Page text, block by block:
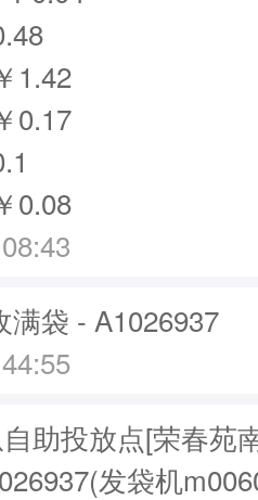
1.42
0.17
0.08
袋 - A1026937
助投放点[荣春苑
发袋机